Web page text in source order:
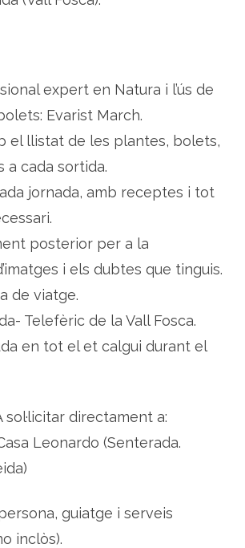
expert en Natura i l’ús de
Evarist March.
el llistat de les plantes, bolets,
a cada sortida.
jornada, amb receptes i tot
posterior per a la
i els dubtes que tinguis.
de viatge.
Telefèric de la Vall Fosca.
en tot el et calgui durant el
sol·licitar directament a:
Leonardo (Senterada.
guiatge i serveis
inclòs).